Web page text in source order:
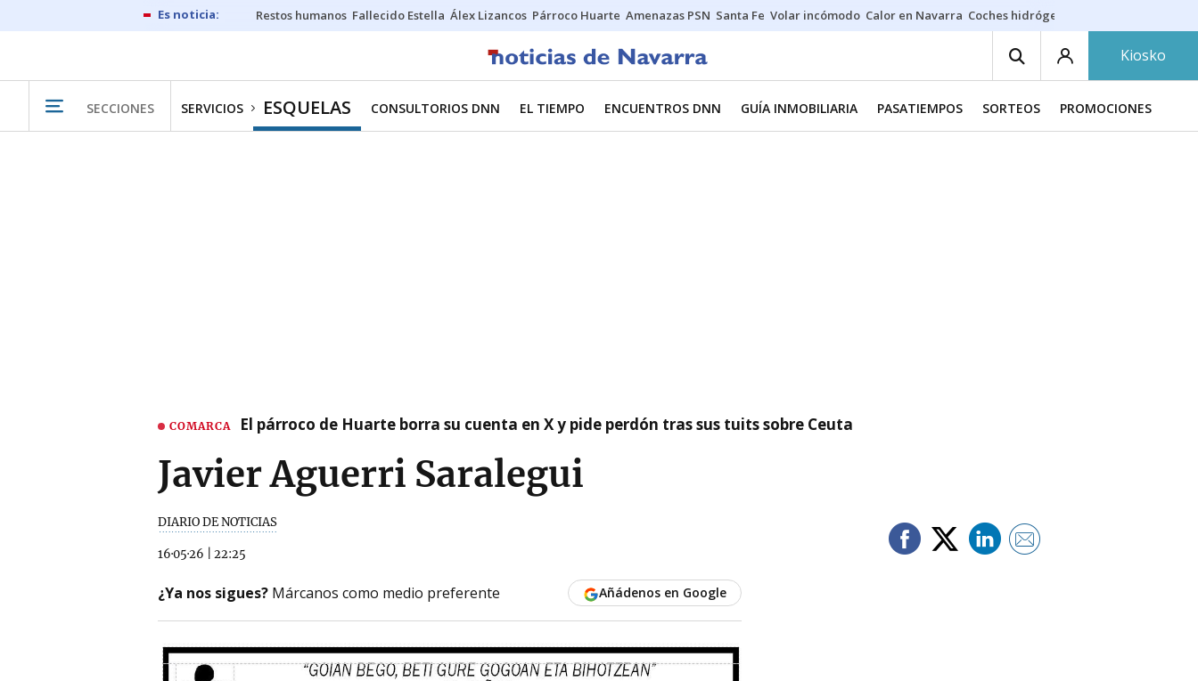
Restos humanos Fallecido Estella Álex Lizancos Párroco Huarte Amenazas PSN Santa Fe Volar incómodo Calor en Navarra Coches hidrógeno
Kiosko
SECCIONES SERVICIOS ESQUELAS CONSULTORIOS DNN EL TIEMPO ENCUENTROS DNN GUÍA INMOBILIARIA PASATIEMPOS SORTEOS PROMOCIONES
COMARCA El párroco de Huarte borra su cuenta en X y pide perdón tras sus tuits sobre Ceuta
Javier Aguerri Saralegui
DIARIO DE NOTICIAS
16·05·26 22:25
¿Ya nos sigues? Márcanos como medio preferente Añádenos en Google